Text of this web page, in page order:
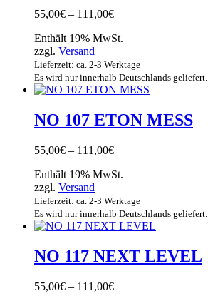
55,00€ – 111,00€Preisspanne:
bis
Enthält 19% MwSt.
zzgl. Versand
Lieferzeit: ca. 2-3 Werktage
Es wird nur innerhalb Deutschlands geliefert.
NO 107 ETON MESS
55,00€ – 111,00€Preisspanne:
bis
Enthält 19% MwSt.
zzgl. Versand
Lieferzeit: ca. 2-3 Werktage
Es wird nur innerhalb Deutschlands geliefert.
NO 117 NEXT LEVEL
55,00€ – 111,00€Preisspanne: